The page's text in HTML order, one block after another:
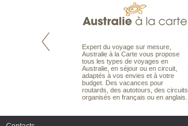
est le spécialiste
Expert du voyage sur mesure,
Australie à la Carte vous propose
tous les types de voyages en
Australie, en séjour ou en circuit,
adaptés à vos envies et à votre
budget. Des vacances pour
routards, des autotours, des circuits
organisés en français ou en anglais.